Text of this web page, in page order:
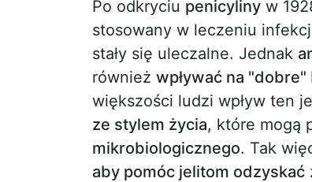
Po odkryciu penicyliny w
stosowany w leczeniu
stały się uleczalne. Jednak
również wpływać na
większości ludzi wpływ ten
ze stylem życia, które mogą
mikrobiologicznego. Tak
aby pomóc jelitom odzyskać